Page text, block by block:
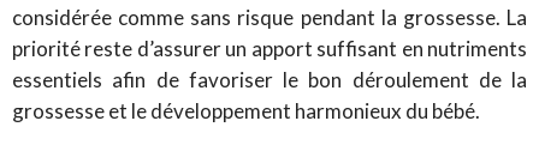
considérée comme sans risque pendant la grossesse. La
priorité reste d’assurer un apport suffisant en nutriments
essentiels afin de favoriser le bon déroulement de la
grossesse et le développement harmonieux du bébé.